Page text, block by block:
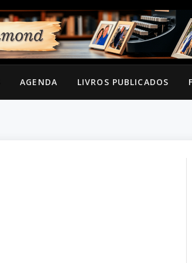
AGENDA LIVROS PUBLICADOS